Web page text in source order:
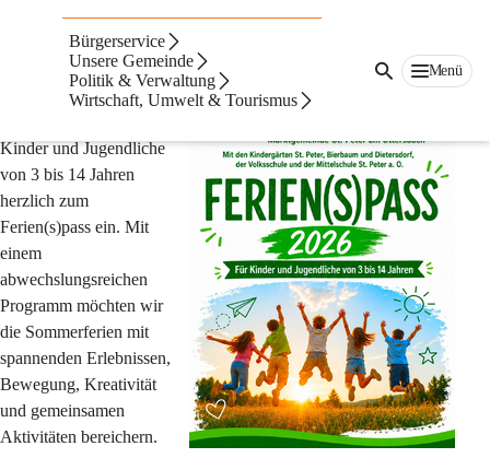
Bürgerservice
Unsere Gemeinde
Politik & Verwaltung
Wirtschaft, Umwelt & Tourismus
Menü
FERIEN(S)PASS
Auch heuer lädt die
Marktgemeinde St. Peter
Kinder und Jugendliche
von 3 bis 14 Jahren
herzlich zum
Ferien(s)pass ein. Mit
einem
abwechslungsreichen
Programm möchten wir
die Sommerferien mit
spannenden Erlebnissen,
Bewegung, Kreativität
und gemeinsamen
Aktivitäten bereichern.